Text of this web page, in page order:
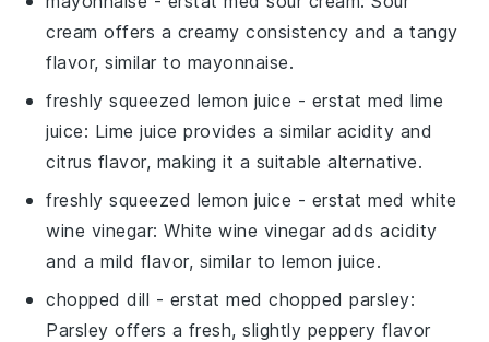
cream offers a creamy consistency and a tangy
flavor, similar to mayonnaise.
freshly squeezed lemon juice - erstat medlime
juice: Lime juice provides a similar acidity and
citrus flavor, making it a suitable alternative.
freshly squeezed lemon juice - erstat medwhite
wine vinegar: White wine vinegar adds acidity
and a mild flavor, similar to lemon juice.
chopped dill - erstat medchopped parsley:
Parsley offers a fresh, slightly peppery flavor